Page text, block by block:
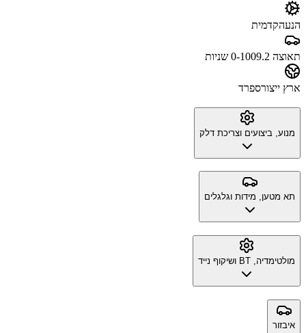
הנעהקדמית
תאוצה 0-100 9.2 שניות
ארץ ייצורספרד
מנוע, ביצועים וצריכת דלק
תא מטען, מידות וגלגלים
מולטימדיה, BT ושיקוף נייד
איבזור